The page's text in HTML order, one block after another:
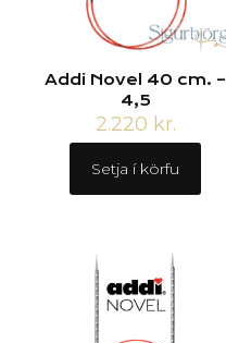
Addi Novel 40 cm. –
4,5
2.220 kr.
Setja í körfu